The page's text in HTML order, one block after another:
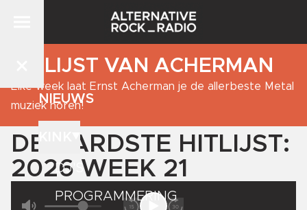
NIEUWS
DJ'S
PROGRAMMERING
DE LIJST VAN ACHERMAN
Elke week laat Ernst Acherman je de allerbeste Metal
muziek horen!
DE HARDSTE HITLIJST:
2026 WEEK 21